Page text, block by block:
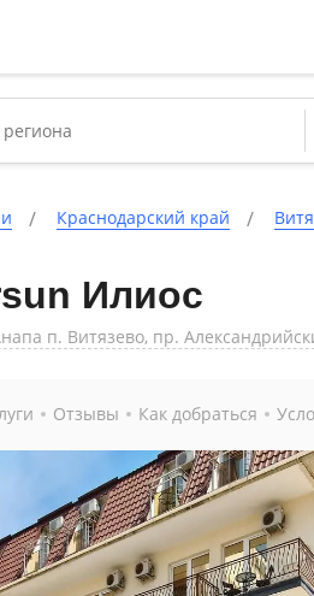
Краснодарский край
Илиос
п. Витязево, пр.
Отзывы Как добраться